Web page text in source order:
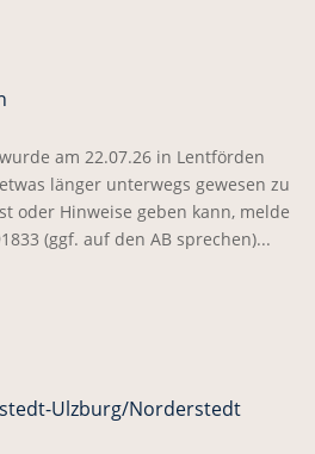
am 22.07.26 in Lentförden
länger unterwegs gewesen zu
oder Hinweise geben kann, melde
(ggf. auf den AB sprechen)...
Ulzburg/Norderstedt